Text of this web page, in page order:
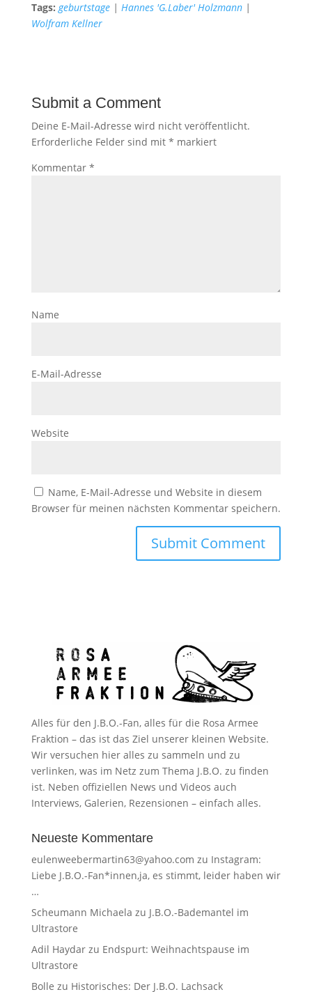
Tags: geburtstage| Hannes 'G.Laber' Holzmann|
Wolfram Kellner
Submit a Comment
Deine E-Mail-Adresse wird nicht veröffentlicht.
Erforderliche Felder sind mit * markiert
Kommentar *
Name
E-Mail-Adresse
Website
Name, E-Mail-Adresse und Website in diesem
Browser für meinen nächsten Kommentar speichern.
Alles für den J.B.O.-Fan, alles für die Rosa Armee
Fraktion – das ist das Ziel unserer kleinen Website.
Wir versuchen hier alles zu sammeln und zu
verlinken, was im Netz zum Thema J.B.O. zu finden
ist. Neben offiziellen News und Videos auch
Interviews, Galerien, Rezensionen – einfach alles.
Neueste Kommentare
eulenweebermartin63@yahoo.com zu Instagram:
Liebe J.B.O.-Fan*innen,ja, es stimmt, leider haben wir
…
Scheumann Michaela zu J.B.O.-Bademantel im
Ultrastore
Adil Haydarzu Endspurt: Weihnachtspause im
Ultrastore
Bolle zu Historisches: Der J.B.O. Lachsack